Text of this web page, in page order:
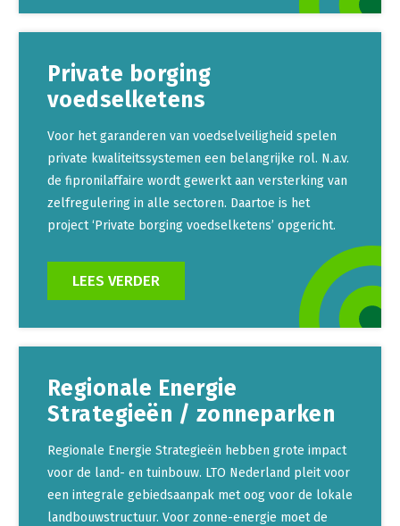
Private borging
voedselketens
Voor het garanderen van voedselveiligheid spelen
private kwaliteitssystemen een belangrijke rol. N.a.v.
de fipronilaffaire wordt gewerkt aan versterking van
zelfregulering in alle sectoren. Daartoe is het
project ‘Private borging voedselketens’ opgericht.
LEES VERDER
Regionale Energie
Strategieën / zonneparken
Regionale Energie Strategieën hebben grote impact
voor de land- en tuinbouw. LTO Nederland pleit voor
een integrale gebiedsaanpak met oog voor de lokale
landbouwstructuur. Voor zonne-energie moet de